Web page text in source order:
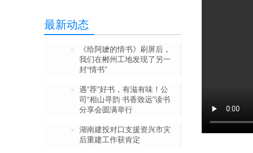
最新动态
《给阿嬷的情书》刷屏后，
我们在郴州工地发现了另一
封“情书”
遇“荐”好书，有滋有味！公
司“相山寻韵 书香致远”读书
分享会圆满举行
湖南建投对口支援资兴市灾
后重建工作获肯定